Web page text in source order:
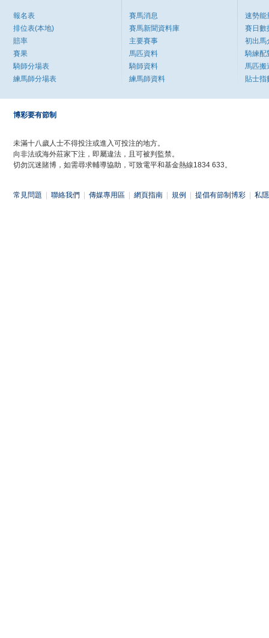
報名表
排位表(本地)
賠率
賽果
騎師分場表
練馬師分場表
賽馬消息
賽馬新聞資料庫
主要賽事
馬匹資料
騎師資料
練馬師資料
速勢能
賽日數
初出馬
騎練配
馬匹搬
貼士指
博彩要有節制
未滿十八歲人士不得投注或進入可投注的地方。
向非法或海外莊家下注，即屬違法，且可被判監禁。
切勿沉迷賭博，如需尋求輔導協助，可致電平和基金熱線1834 633。
常見問題 聯絡我們 傳媒專用區 網頁指南 規例 提倡有節制博彩 私